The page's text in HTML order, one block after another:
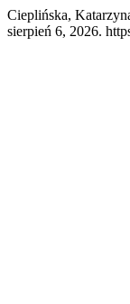
Cieplińska,
sierpień 6, 2026.